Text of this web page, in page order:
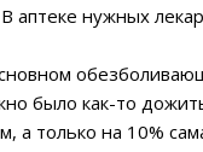
аптеке нужных
было как-то
а только на 10%